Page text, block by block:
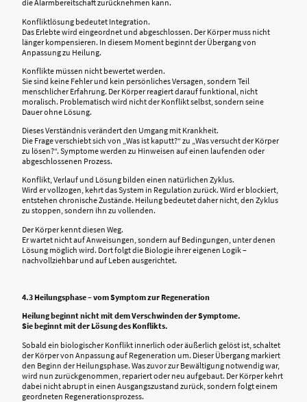
die Alarmbereitschaft zurücknehmen kann.
Konfliktlösung bedeutet Integration.
Das Erlebte wird eingeordnet und abgeschlossen. Der Körper muss nicht
länger kompensieren. In diesem Moment beginnt der Übergang von
Anpassung zu Heilung.
Konflikte müssen nicht bewertet werden.
Sie sind keine Fehler und kein persönliches Versagen, sondern Teil
menschlicher Erfahrung. Der Körper reagiert darauf funktional, nicht
moralisch. Problematisch wird nicht der Konflikt selbst, sondern seine
Dauer ohne Lösung.
Dieses Verständnis verändert den Umgang mit Krankheit.
Die Frage verschiebt sich von „Was ist kaputt?“ zu „Was versucht der Körper
zu lösen?“. Symptome werden zu Hinweisen auf einen laufenden oder
abgeschlossenen Prozess.
Konflikt, Verlauf und Lösung bilden einen natürlichen Zyklus.
Wird er vollzogen, kehrt das System in Regulation zurück. Wird er blockiert,
entstehen chronische Zustände. Heilung bedeutet daher nicht, den Zyklus
zu stoppen, sondern ihn zu vollenden.
Der Körper kennt diesen Weg.
Er wartet nicht auf Anweisungen, sondern auf Bedingungen, unter denen
Lösung möglich wird. Dort folgt die Biologie ihrer eigenen Logik –
nachvollziehbar und auf Leben ausgerichtet.
4.3 Heilungsphase – vom Symptom zur Regeneration
Heilung beginnt nicht mit dem Verschwinden der Symptome.
Sie beginnt mit der Lösung des Konflikts.
Sobald ein biologischer Konflikt innerlich oder äußerlich gelöst ist, schaltet
der Körper von Anpassung auf Regeneration um. Dieser Übergang markiert
den Beginn der Heilungsphase. Was zuvor zur Bewältigung notwendig war,
wird nun zurückgenommen, repariert oder neu aufgebaut. Der Körper kehrt
dabei nicht abrupt in einen Ausgangszustand zurück, sondern folgt einem
geordneten Regenerationsprozess.